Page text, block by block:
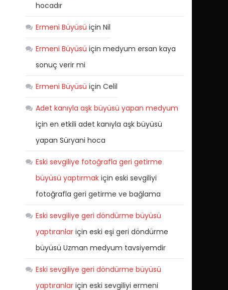
hocadır
Ermeni Büyüsü içinNil
Ermeni Büyüsü içinmedyum ersan kaya
sonuç verir mi
Ermeni Büyüsü içinCelil
Adet kanıyla aşk büyüsü yapan medyum
içinen etkili adet kanıyla aşk büyüsü
yapan Süryani hoca
Eski sevgiliye fotoğrafla geri getirme
büyüsü yaptırmak içineski sevgiliyi
fotoğrafla geri getirme ve bağlama
Eski sevgiliye geri döndürme büyüsü
yaptıranlar içineski eşi geri döndürme
büyüsü Uzman medyum tavsiyemdir
Eski sevgiliye geri döndürme büyüsü
yaptıranlar içineski sevgiliyi ermeni